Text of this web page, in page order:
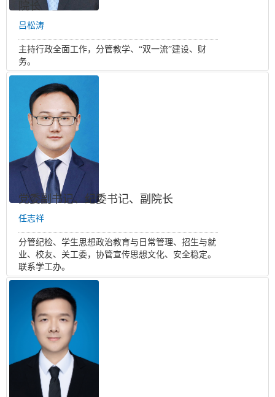
院长
吕松涛
主持行政全面工作，分管教学、“双一流”建设、财
务。
党委副书记、纪委书记、副院长
任志祥
分管纪检、学生思想政治教育与日常管理、招生与就
业、校友、关工委，协管宣传思想文化、安全稳定。
联系学工办。